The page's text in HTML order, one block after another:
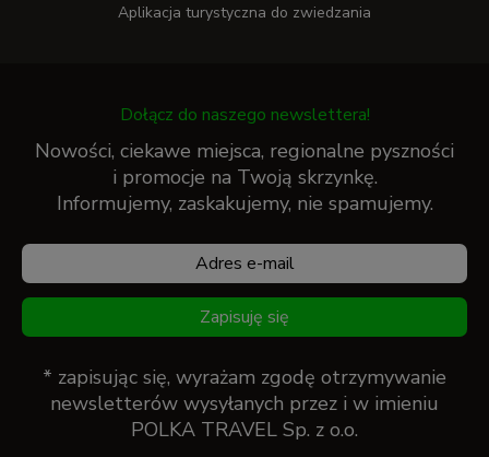
Aplikacja turystyczna do zwiedzania
Dołącz do naszego newslettera!
Nowości, ciekawe miejsca, regionalne pyszności
i promocje na Twoją skrzynkę.
Informujemy, zaskakujemy, nie spamujemy.
Zapisuję się
* zapisując się, wyrażam zgodę otrzymywanie
newsletterów wysyłanych przez i w imieniu
POLKA TRAVEL Sp. z o.o.